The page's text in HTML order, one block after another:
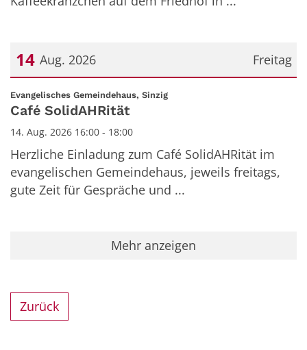
Freitag
14 Aug. 2026
Datum: 14. August 2026
Evangelisches Gemeindehaus, Sinzig:
Café SolidAHRität
14. Aug. 2026 16:00 - 18:00
Herzliche Einladung zum Café SolidAHRität im
evangelischen Gemeindehaus, jeweils freitags,
gute Zeit für Gespräche und ...
Mehr anzeigen
Zurück